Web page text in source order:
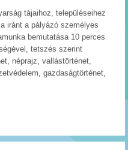
tájaihoz, településeihez
iránt a pályázó személyes
bemutatása 10 perces
tetszés szerint
néprajz, vallástörténet,
gazdaságtörténet,